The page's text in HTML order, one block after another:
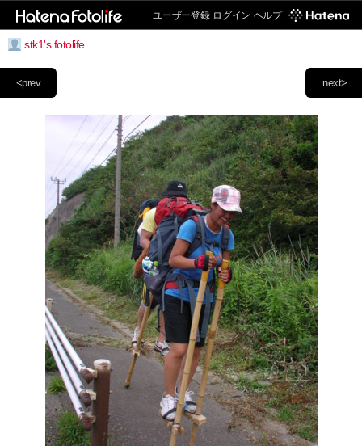
ユーザー登録 ログイン ヘルプ
stk1's fotolife
next>
<prev